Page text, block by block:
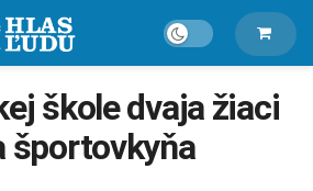
škole dvaja žiaci
športovkyňa